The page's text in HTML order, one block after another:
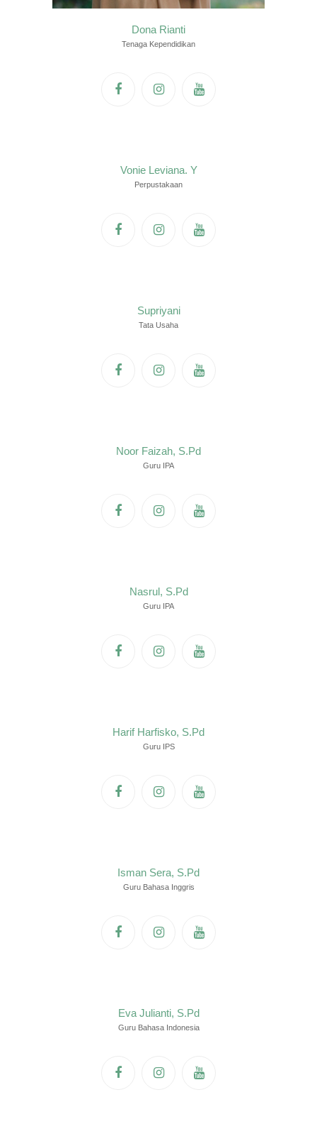
Dona Rianti
Tenaga Kependidikan
Vonie Leviana. Y
Perpustakaan
Supriyani
Tata Usaha
Noor Faizah, S.Pd
Guru IPA
Nasrul, S.Pd
Guru IPA
Harif Harfisko, S.Pd
Guru IPS
Isman Sera, S.Pd
Guru Bahasa Inggris
Eva Julianti, S.Pd
Guru Bahasa Indonesia